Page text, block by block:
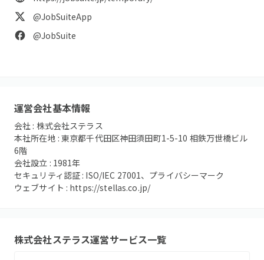
@JobSuiteApp
@JobSuite
運営会社基本情報
会社 : 株式会社ステラス
本社所在地 :東京都千代田区神田須田町1-5-10 相鉄万世橋ビル
6階
会社設立 : 1981年
セキュリティ認証 : ISO/IEC 27001、プライバシーマーク
ウェブサイト : https://stellas.co.jp/
株式会社ステラス運営サービス一覧